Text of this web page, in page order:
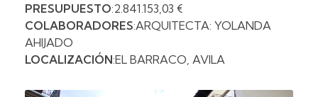
PRESUPUESTO:2.841.153,03 €
COLABORADORES:ARQUITECTA: YOLANDA
AHIJADO
LOCALIZACIÓN:EL BARRACO, AVILA